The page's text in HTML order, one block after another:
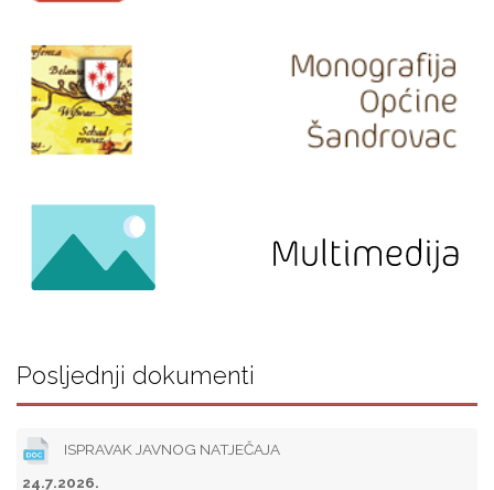
Posljednji dokumenti
ISPRAVAK JAVNOG NATJEČAJA
24.7.2026.